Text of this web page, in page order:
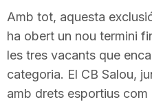
Amb tot, aquesta
ha obert un nou termini
les tres vacants que
categoria. El CB Salou,
amb drets esportius com